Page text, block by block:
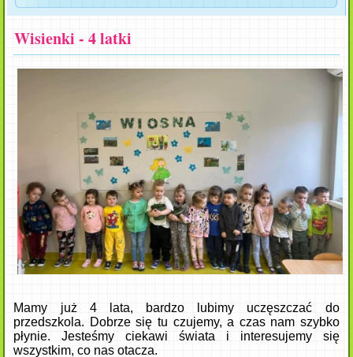
Wisienki - 4 latki
Mamy już 4 lata, bardzo lubimy uczęszczać do
przedszkola. Dobrze się tu czujemy, a czas nam szybko
płynie. Jesteśmy ciekawi świata i interesujemy się
wszystkim, co nas otacza.